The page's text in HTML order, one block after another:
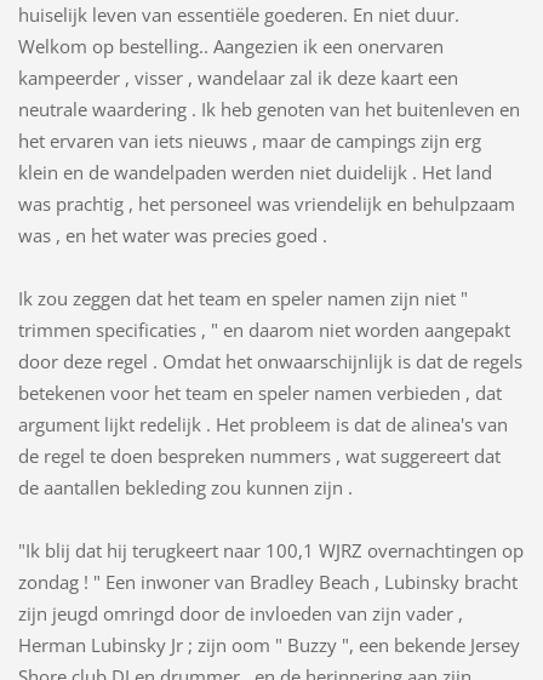
huiselijk leven van essentiële goederen. En niet duur.
Welkom op bestelling.. Aangezien ik een onervaren
kampeerder , visser , wandelaar zal ik deze kaart een
neutrale waardering . Ik heb genoten van het buitenleven en
het ervaren van iets nieuws , maar de campings zijn erg
klein en de wandelpaden werden niet duidelijk . Het land
was prachtig , het personeel was vriendelijk en behulpzaam
was , en het water was precies goed .
Ik zou zeggen dat het team en speler namen zijn niet "
trimmen specificaties , " en daarom niet worden aangepakt
door deze regel . Omdat het onwaarschijnlijk is dat de regels
betekenen voor het team en speler namen verbieden , dat
argument lijkt redelijk . Het probleem is dat de alinea's van
de regel te doen bespreken nummers , wat suggereert dat
de aantallen bekleding zou kunnen zijn .
"Ik blij dat hij terugkeert naar 100,1 WJRZ overnachtingen op
zondag ! " Een inwoner van Bradley Beach , Lubinsky bracht
zijn jeugd omringd door de invloeden van zijn vader ,
Herman Lubinsky Jr ; zijn oom " Buzzy ", een bekende Jersey